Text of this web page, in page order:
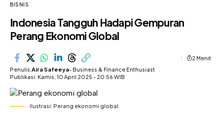
BISNIS
Indonesia Tangguh Hadapi Gempuran
Perang Ekonomi Global
Penulis:Aira Safeeya- Business & Finance Enthusiast
Publikasi: Kamis, 10 April 2025 - 20.56 WIB
2 Menit
Ilustrasi: Perang ekonomi global.